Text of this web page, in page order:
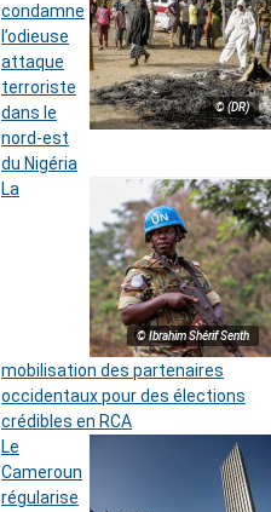
© (DR)
condamne
l’odieuse
attaque
terroriste
dans le
nord-est
du Nigéria
© Ibrahim Shérif Senth
La
mobilisation des partenaires
occidentaux pour des élections
crédibles en RCA
Le
Cameroun
régularise